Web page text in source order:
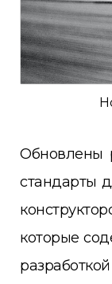
Обновлены
стандарты
которые